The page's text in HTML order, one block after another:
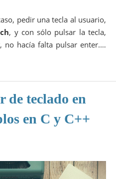
,newt;
del terminal */
pedir una tecla al usuario,
, y con sólo pulsar la tecla,
no hacía falta pulsar enter.…
teclado en
en C y C++